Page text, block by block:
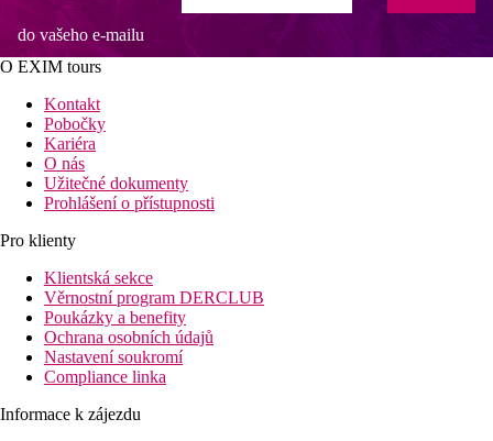
do vašeho e-mailu
O EXIM tours
Kontakt
Pobočky
Kariéra
O nás
Užitečné dokumenty
Prohlášení o přístupnosti
Pro klienty
Klientská sekce
Věrnostní program DERCLUB
Poukázky a benefity
Ochrana osobních údajů
Nastavení soukromí
Compliance linka
Informace k zájezdu